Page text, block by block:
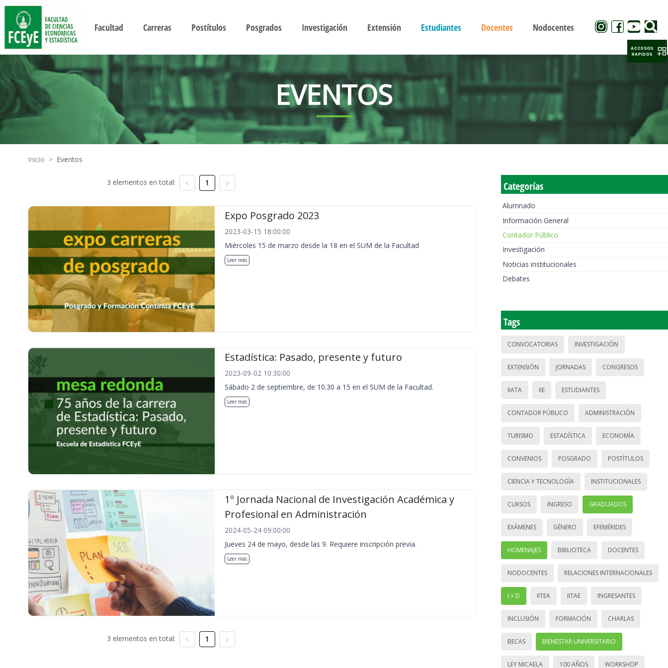
Facultad Carreras Postítulos Posgrados Investigación Extensión Estudiantes Docentes Nodocentes
EVENTOS
Inicio > Eventos
3 elementos en total: 1
Expo Posgrado 2023
2023-03-15 18:00:00
Miércoles 15 de marzo desde la 18 en el SUM de la Facultad
Leer más
Estadística: Pasado, presente y futuro
2023-09-02 10:30:00
Sábado 2 de septiembre, de 10.30 a 15 en el SUM de la Facultad.
Leer más
1º Jornada Nacional de Investigación Académica y
Profesional en Administración
2024-05-24 09:00:00
Jueves 24 de mayo, desde las 9. Requiere inscripción previa.
Leer más
3 elementos en total: 1
Categorías
Alumnado
Información General
Contador Público
Investigación
Noticias institucionales
Debates
Tags
CONVOCATORIAS INVESTIGACIÓN
EXTENSIÓN JORNADAS CONGRESOS
IIATA IIE ESTUDIANTES
CONTADOR PÚBLICO ADMINISTRACIÓN
TURISMO ESTADÍSTICA ECONOMÍA
CONVENIOS POSGRADO POSTÍTULOS
CIENCIA Y TECNOLOGÍA INSTITUCIONALES
CURSOS INGRESO GRADUADOS
EXÁMENES GÉNERO EFEMÉRIDES
HOMENAJES BIBLIOTECA DOCENTES
NODOCENTES RELACIONES INTERNACIONALES
I + D IITEA IITAE INGRESANTES
INCLUSIÓN FORMACIÓN CHARLAS
BECAS BIENESTAR UNIVERSITARIO
LEY MICAELA 100 AÑOS WORKSHOP
ACCESOS
RAPIDOS